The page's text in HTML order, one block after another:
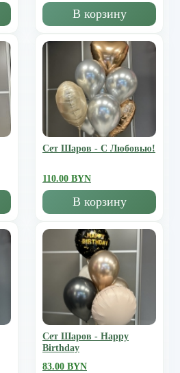
В корзину
Сет Шаров - С Любовью!
110.00 BYN
В корзину
Сет Шаров - Happy
Birthday
83.00 BYN